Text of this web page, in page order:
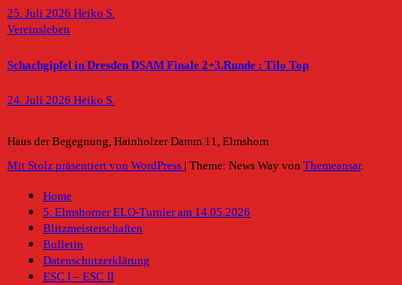
25. Juli 2026 Heiko S.
Vereinsleben
Schachgipfel in Dresden DSAM Finale 2+3.Runde : Tilo Top
24. Juli 2026 Heiko S.
Haus der Begegnung, Hainholzer Damm 11, Elmshorn
Mit Stolz präsentiert von WordPress
Theme: News Way von Themeansar.
Home
5. Elmshorner ELO-Turnier am 14.05.2026
Blitzmeisterschaften
Bulletin
Datenschutzerklärung
ESC I – ESC II